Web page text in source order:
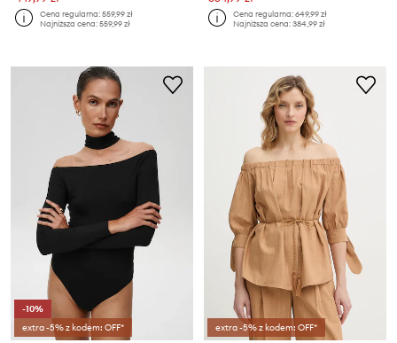
Cena regularna:559,99 zł
Najniższa cena:559,99 zł
Cena regularna:649,99 zł
Najniższa cena:384,99 zł
-10%
extra -5% z kodem: OFF*
extra -5% z kodem: OFF*